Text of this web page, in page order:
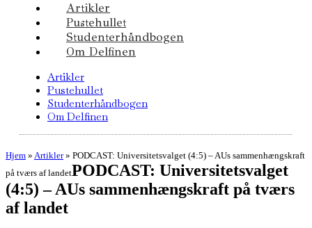
Artikler
Pustehullet
Studenterhåndbogen
Om Delfinen
Artikler
Pustehullet
Studenterhåndbogen
Om Delfinen
Hjem » Artikler» PODCAST: Universitetsvalget (4:5) – AUs sammenhængskraft
på tværs af landetPODCAST: Universitetsvalget
(4:5) – AUs sammenhængskraft på tværs
af landet